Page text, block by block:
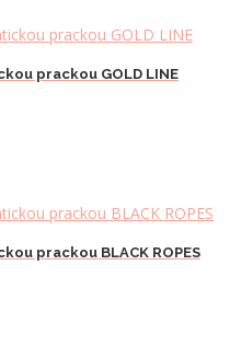
prackou GOLD LINE
prackou BLACK ROPES